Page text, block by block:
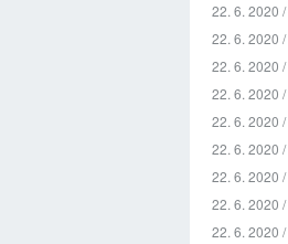
22. 6. 2020 /
22. 6. 2020 /
22. 6. 2020 /
22. 6. 2020 /
22. 6. 2020 /
22. 6. 2020 /
22. 6. 2020 /
22. 6. 2020 /
22. 6. 2020 /